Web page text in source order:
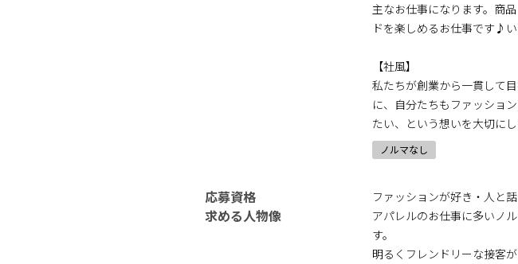
主なお仕事になります。商
ドを楽しめるお仕事です♪
【社風】
私たちが創業から一貫して
に、自分たちもファッショ
たい、という想いを大切にし
ノルマなし
応募資格
求める人物像
ファッションが好き・人と
アパレルのお仕事に多いノ
す。
明るくフレンドリーな接客